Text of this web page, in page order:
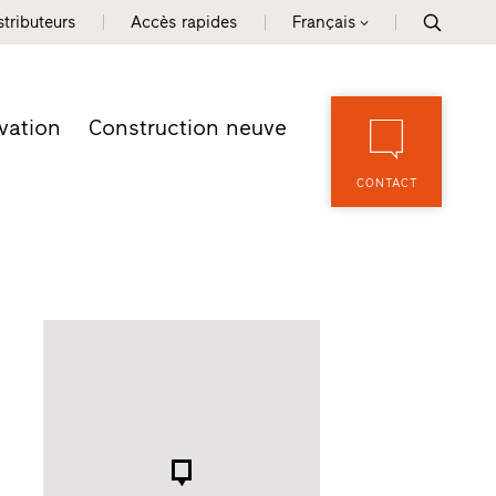
Accès rapides Français
Construction neuve
CONTACT